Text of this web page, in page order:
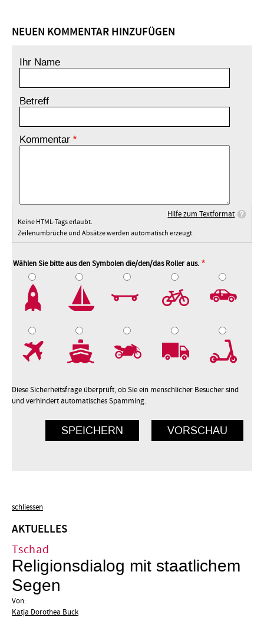
NEUEN KOMMENTAR HINZUFÜGEN
Ihr Name
Betreff
Kommentar
Hilfe zum Textformat
Keine HTML-Tags erlaubt.
Zeilenumbrüche und Absätze werden automatisch erzeugt.
Wählen Sie bitte aus den Symbolen die/den/das Roller aus.
Diese Sicherheitsfrage überprüft, ob Sie ein menschlicher Besucher sind
und verhindert automatisches Spamming.
schliessen
AKTUELLES
Tschad
Religionsdialog mit staatlichem
Segen
Von:
Katja Dorothea Buck